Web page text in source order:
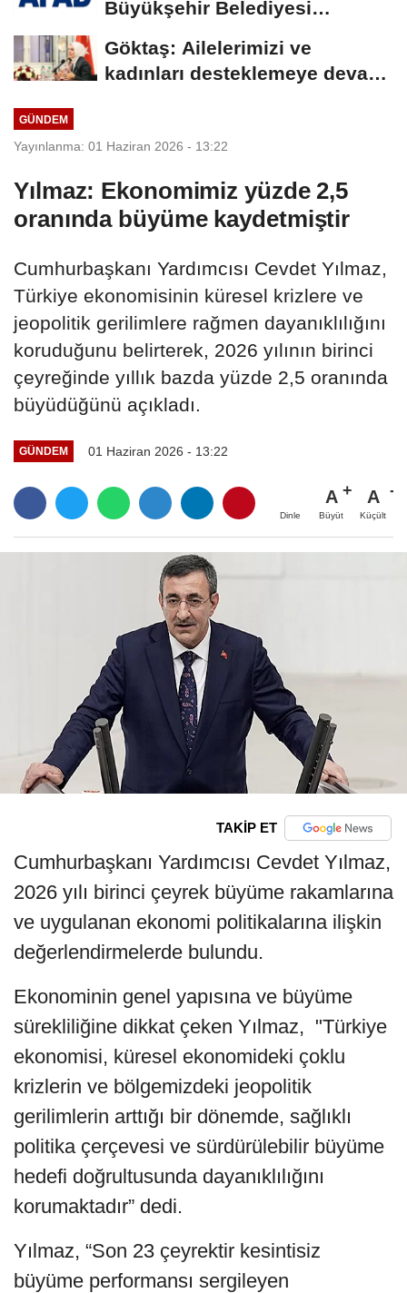
Büyükşehir Belediyesi
Göktaş: Ailelerimizi ve
kadınları desteklemeye devam
GÜNDEM
Yayınlanma: 01 Haziran 2026 - 13:22
Yılmaz: Ekonomimiz yüzde 2,5
oranında büyüme kaydetmiştir
Cumhurbaşkanı Yardımcısı Cevdet Yılmaz,
Türkiye ekonomisinin küresel krizlere ve
jeopolitik gerilimlere rağmen dayanıklılığını
koruduğunu belirterek, 2026 yılının birinci
çeyreğinde yıllık bazda yüzde 2,5 oranında
büyüdüğünü açıkladı.
GÜNDEM 01 Haziran 2026 - 13:22
Dinle
A
Büyüt
A
Küçült
TAKİP ET
Cumhurbaşkanı Yardımcısı Cevdet Yılmaz,
2026 yılı birinci çeyrek büyüme rakamlarına
ve uygulanan ekonomi politikalarına ilişkin
değerlendirmelerde bulundu.
Ekonominin genel yapısına ve büyüme
sürekliliğine dikkat çeken Yılmaz, "Türkiye
ekonomisi, küresel ekonomideki çoklu
krizlerin ve bölgemizdeki jeopolitik
gerilimlerin arttığı bir dönemde, sağlıklı
politika çerçevesi ve sürdürülebilir büyüme
hedefi doğrultusunda dayanıklılığını
korumaktadır” dedi.
Yılmaz, “Son 23 çeyrektir kesintisiz
büyüme performansı sergileyen